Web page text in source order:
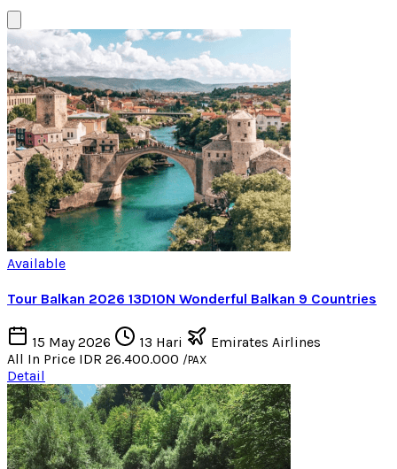
Available
Tour Balkan 2026 13D10N Wonderful Balkan 9 Countries
15 May 2026 13 Hari
Emirates Airlines
All In Price IDR 26.400.000 /PAX
Detail